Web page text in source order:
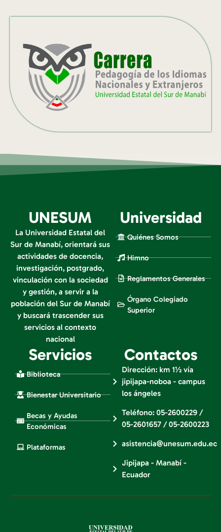
UNESUM
La Universidad Estatal del
Sur de Manabí, orientará sus
actividades de docencia,
investigación, postgrado,
vinculación con la sociedad
y gestión, a servir a la
población del Sur de Manabí
y buscará trascender sus
servicios al contexto
nacional
Universidad
Quiénes Somos
Himno
Reglamentos Generales
Órgano Colegiado
Superior
Servicios
Biblioteca
Bienestar Universitario
Becas y Ayudas
Económicas
Plataformas
Contactos
Dirección: km 1½ vía
jipijapa-noboa - campus
los ángeles
Teléfono: 05-2600229 /
05-2601657 / 05-2600223
asistencia@unesum.edu.ec
Jipijapa - Manabí -
Ecuador